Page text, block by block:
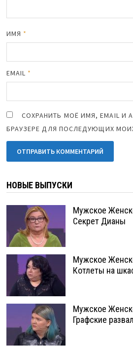
ИМЯ *
EMAIL *
СОХРАНИТЬ МОЁ ИМЯ, EMAIL И
БРАУЗЕРЕ ДЛЯ ПОСЛЕДУЮЩИХ
НОВЫЕ ВЫПУСКИ
Мужское
Секрет Дианы
Мужское
Котлеты на
Мужское
Графские